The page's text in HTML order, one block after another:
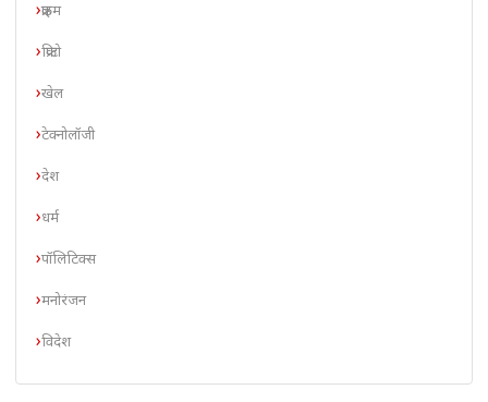
क्राइम
क्रिप्टो
खेल
टेक्नोलॉजी
देश
धर्म
पॉलिटिक्स
मनोरंजन
विदेश